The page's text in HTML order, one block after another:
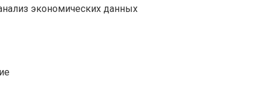
экономических данных